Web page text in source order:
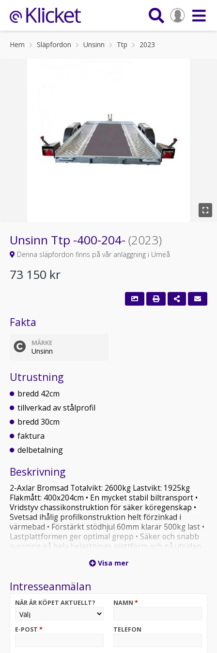
Hem Släpfordon Unsinn Ttp 2023
Unsinn Ttp -400-204- (2023)
Denna släpfordon finns på vår anläggning i Umeå
73 150 kr
Fakta
MÄRKE
Unsinn
Utrustning
bredd 42cm
tillverkad av stålprofil
bredd 30cm
faktura
delbetalning
Beskrivning
2-Axlar Bromsad Totalvikt: 2600kg Lastvikt: 1925kg
Flakmått: 400x204cm • En mycket stabil biltransport •
Vridstyv chassikonstruktion för säker köregenskap •
Svetsad ihålig profilkonstruktion helt förzinkad i
värmebad • Förstärkt stödhjul 60mm klarar 500kg last •
Lastplattformen ger optimal grepp • Säker och snabb
surrning på hela belastnings plattform och på utsidan
livslängd • 2 stålramper. Längd 250cm, lastkapacitet
klämanordning under lasten plattform • Elektrisk
kontakt och backljus Vi har Sveriges största sortiment
av släpvagnar till mycket förmånliga priser. Vi har
från 600-3500kg. Vi har många olika modeller i lager
Visa mer
Intresseanmälan
NÄR ÄR KÖPET AKTUELLT? NAMN *
E-POST * TELEFON